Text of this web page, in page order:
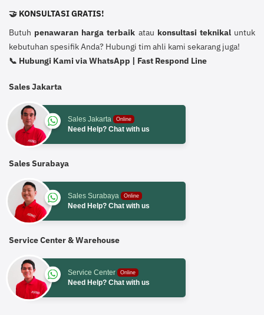
🤝 KONSULTASI GRATIS!
Butuh penawaran harga terbaik atau konsultasi teknikaluntuk
kebutuhan spesifik Anda? Hubungi tim ahli kami sekarang juga!
📞 Hubungi Kami via WhatsApp | Fast Respond Line
Sales Jakarta
Sales Jakarta Online
Need Help? Chat with us
Sales Surabaya
Sales Surabaya Online
Need Help? Chat with us
Service Center & Warehouse
Service Center Online
Need Help? Chat with us